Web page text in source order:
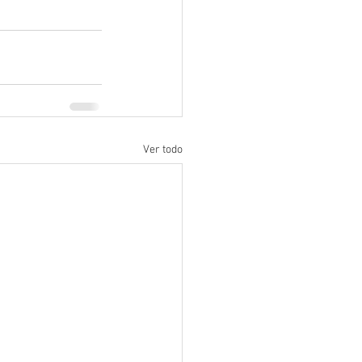
Ver todo